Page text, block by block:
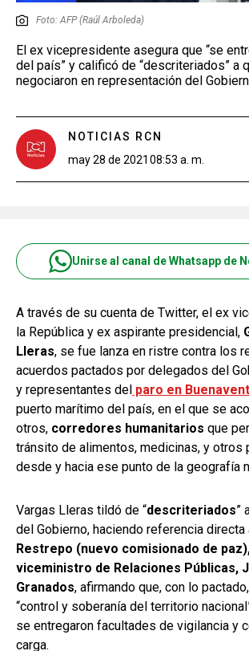
Foto: AFP (Raúl Arboleda)
El ex vicepresidente asegura que “se
del país” y calificó de “descriteriados” a
negociaron en representación del
NOTICIAS RCN
may 28 de 2021 08:53 a. m.
Unirse al canal de Whatsapp de
A través de su cuenta de Twitter, el ex
la República y ex aspirante presidencial,
Lleras, se fue lanza en ristre contra los
acuerdos pactados por delegados del
y representantes del paro en
puerto marítimo del país, en el que se
otros, corredores humanitarios que
tránsito de alimentos, medicinas, y otros
desde y hacia ese punto de la geografía
Vargas Lleras tildó de “descriteriados”
del Gobierno, haciendo referencia directa
Restrepo (nuevo comisionado de
viceministro de Relaciones Públicas,
Granados, afirmando que, con lo
“control y soberanía del territorio
se entregaron facultades de vigilancia y
carga.